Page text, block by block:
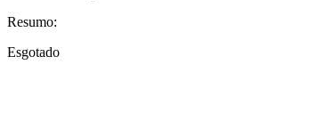
Resumo:
Esgotado